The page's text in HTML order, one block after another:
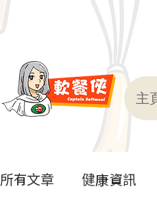
主
所有文章 健康資訊